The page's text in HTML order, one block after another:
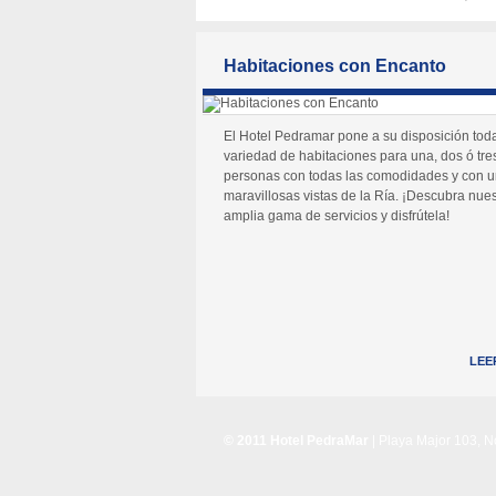
Habitaciones con Encanto
El Hotel Pedramar pone a su disposición
variedad de habitaciones para una, dos ó
personas con todas las comodidades y con
maravillosas vistas de la Ría. ¡Descubra
amplia gama de servicios y disfrútela!